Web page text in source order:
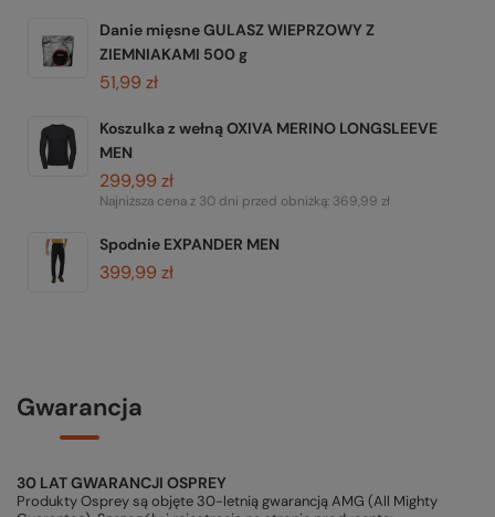
Danie mięsne GULASZ WIEPRZOWY Z
ZIEMNIAKAMI 500 g
51,99 zł
Koszulka z wełną OXIVA MERINO LONGSLEEVE
MEN
299,99 zł
Najniższa cena z 30 dni przed obniżką: 369,99 zł
Spodnie EXPANDER MEN
399,99 zł
Gwarancja
30 LAT GWARANCJI OSPREY
Produkty Osprey są objęte 30-letnią gwarancją AMG (All Mighty